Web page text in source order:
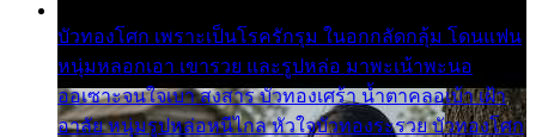
บัวทองโศก เพราะเป็นโรครักรุม ในอกกลัดกลุ้ม โดนแฟน
หนุ่มหลอกเอา เขารวย และรูปหล่อ มาพะเน้าพะนอ
ออเซาะจนใจเบา สงสาร บัวทองเศร้า น้ำตาคลอเบ้า เฝ้า
อาลัย หนุ่มรูปหล่อหนีไกล หัวใจบัวทองระรวย บัวทองโศก